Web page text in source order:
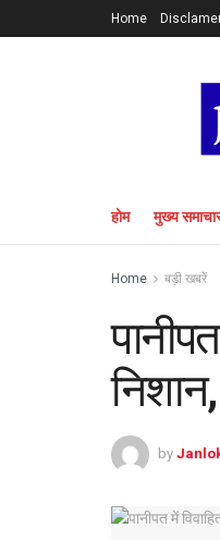
Home
होम मुख्य
Home बड़ी खबरें
by